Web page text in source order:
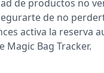
de productos no
de no
activa la reserva
Magic Bag Tracker.